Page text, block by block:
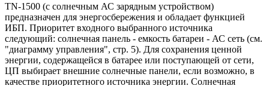
TN-1500 (с солнечным АС зарядным устройством)
предназначен для энергосбережения и обладает функцией
ИБП. Приоритет входного выбранного источника
следующий: солнечная панель - емкость батареи - АС сеть (см.
"диаграмму управления", стр. 5). Для сохранения ценной
энергии, содержащейся в батарее или поступающей от сети,
ЦП выбирает внешние солнечные панели, если возможно, в
качестве приоритетного источника энергии. Солнечная